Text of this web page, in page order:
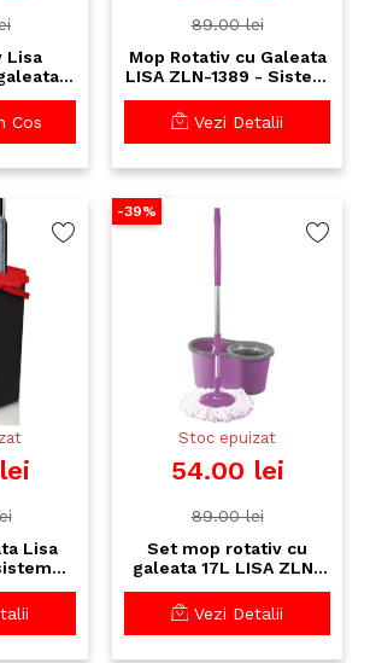
Lisa
si
-
de
Cos
89.00 lei
Mop Rotativ cu Galeata
LISA ZLN-1389 - Sistem
360° Microfibre, 17L,
Curatenie Eficienta
Vezi Detalii
Lisa
8L
-39%
Stoc epuizat
54.00 lei
89.00 lei
Set mop rotativ cu
galeata 17L LISA ZLN-
profesionala 360°
Vezi Detalii